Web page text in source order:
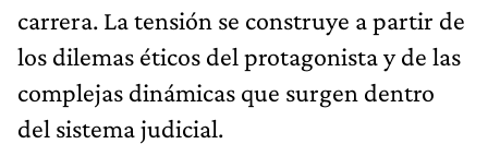
carrera. La tensión se construye a partir de
los dilemas éticos del protagonista y de las
complejas dinámicas que surgen dentro
del sistema judicial.